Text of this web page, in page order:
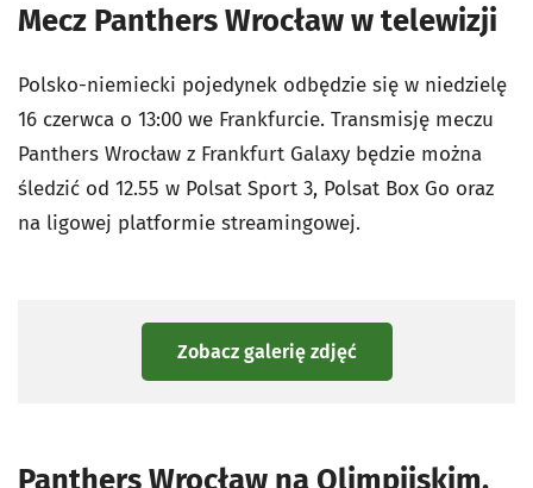
Mecz Panthers Wrocław w telewizji
Polsko-niemiecki pojedynek odbędzie się w niedzielę
16 czerwca o 13:00 we Frankfurcie. Transmisję meczu
Panthers Wrocław z Frankfurt Galaxy będzie można
śledzić od 12.55 w Polsat Sport 3, Polsat Box Go oraz
na ligowej platformie streamingowej.
Zobacz galerię zdjęć
Panthers Wrocław na Olimpijskim.